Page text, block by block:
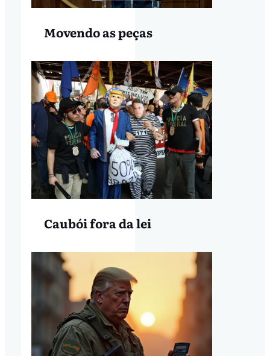
Movendo as peças
Caubói fora da lei